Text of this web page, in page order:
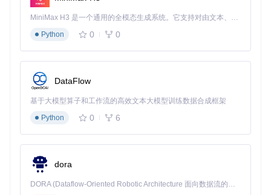
低代码可视化编排：通过拖拽方式设计数据流程，同时支
灵活的部署选项 ：从本地开发到云环境部署，无缝切换
完整的生命周期管理：包含版本控制、测试、监控和告警
功能
部署方案对比：选择最适合你的方式
部
署
适用
场景
优势
杂
度
启动命令
D
o
ck
er
速
演示
一致
☆
pp.sh mage start my_firs
MiniMax H3 是一个通用的全模态生成系统。它支持对由文本、图像、视频和音频组成的多模态上下文进行统一理解，并能生成分辨率高达 2K、时长可达 15 秒的带原生立体声音频的视频。得益于面向任务泛化的系统设计，H3 在预训练阶段就已具备广泛的多模态上下文理解与生成能力，能够出色地执行复杂的多模态指令。
Python
0 0
DataFlow
基于大模型算子和工作流的高效文本大模型训练数据合成框架
Python
0 6
dora
DORA (Dataflow-Oriented Robotic Architecture 面向数据流的机器人架构) 是为 AI 与具身智能机器人打造的高性能开发框架，以数据流范式重构开发逻辑，原生支持分布式部署与端边云协同 —— 无需复杂适配，即可实现一体端到端具身大小脑、VLA等模型部署，无缝衔接感知、推理、控制全链路，让 AI 能力与机器人动作深度融合。 依托 Rust 内核与零拷贝通信技术，它将具身大小脑、VLA等模型推理、多模态数据融合延迟压缩至微秒级，同时兼容 ROS2 生态与国产 AI 芯片，彻底降低具身智能机器人的开发门槛，让分布式部署下的 AI 赋能创新更高效、更灵活。